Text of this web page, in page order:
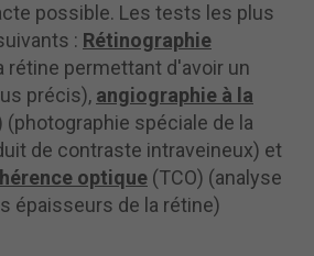
possible. Les tests les plus
: Rétinographie
rétine permettant d'avoir un
précis), angiographie à la
(photographie spéciale de la
de contraste intraveineux) et
optique (TCO) (analyse
épaisseurs de la rétine)